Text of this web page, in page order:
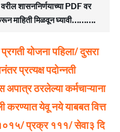
शासननिर्णयाच्या PDF वर
मिळवून घ्यावी……….
प्रगतीयोजनापहिला/ दुसरा
प्रत्यक्षपदोन्नती
अपात्रठरलेल्याकर्मचाऱ्याना
करण्यातयेवूनयेयाबबतवित्त
प्रक्र १११/ सेवा३ दि